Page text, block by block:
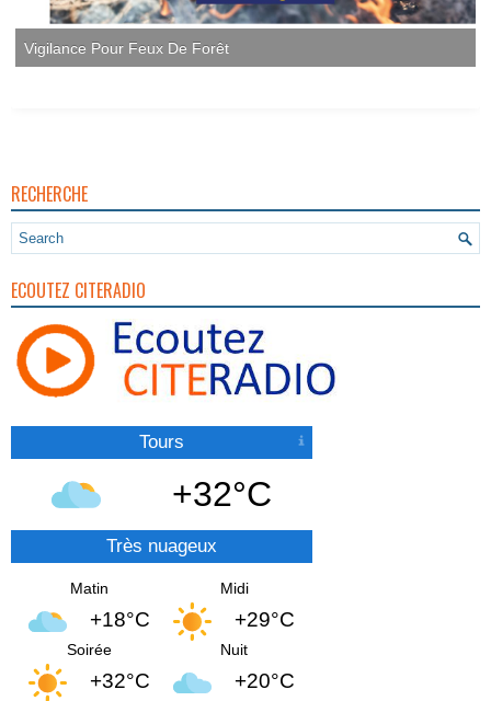
RECHERCHE
ECOUTEZ CITERADIO
Tours
+32°C
Très nuageux
Matin
+18°C
Midi
+29°C
Soirée
+32°C
Nuit
+20°C